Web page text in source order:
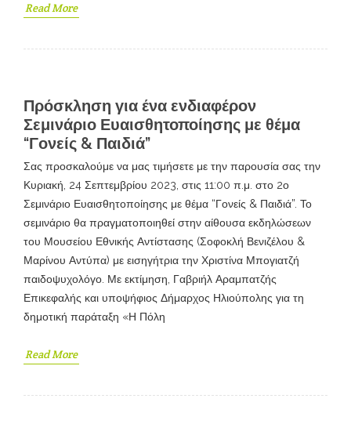
Read More
Πρόσκληση για ένα ενδιαφέρον
Σεμινάριο Ευαισθητοποίησης με θέμα
“Γονείς & Παιδιά”
Σας προσκαλούμε να μας τιμήσετε με την παρουσία σας την
Κυριακή, 24 Σεπτεμβρίου 2023, στις 11:00 π.μ. στο 2ο
Σεμινάριο Ευαισθητοποίησης με θέμα “Γονείς & Παιδιά”. Το
σεμινάριο θα πραγματοποιηθεί στην αίθουσα εκδηλώσεων
του Μουσείου Εθνικής Αντίστασης (Σοφοκλή Βενιζέλου &
Μαρίνου Αντύπα) με εισηγήτρια την Χριστίνα Μπογιατζή
παιδοψυχολόγο. Με εκτίμηση, Γαβριήλ Αραμπατζής
Επικεφαλής και υποψήφιος Δήμαρχος Ηλιούπολης για τη
δημοτική παράταξη «Η Πόλη
Read More